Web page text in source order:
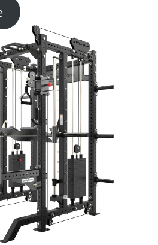
: Machine Squat et Mollets